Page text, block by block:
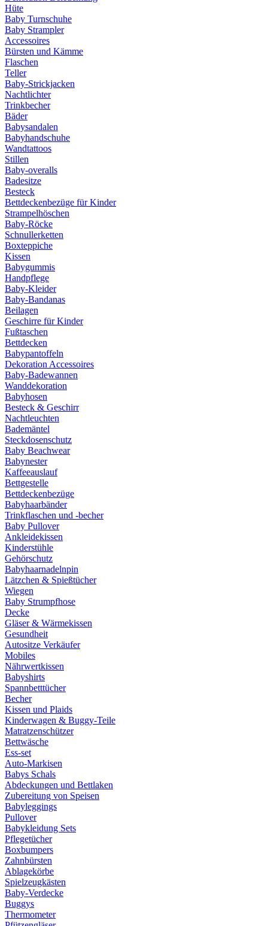
Hüte
Baby Turnschuhe
Baby Strampler
Accessoires
Bürsten und Kämme
Flaschen
Teller
Baby-Strickjacken
Nachtlichter
Trinkbecher
Bäder
Babysandalen
Babyhandschuhe
Wandtattoos
Stillen
Baby-overalls
Badesitze
Besteck
Bettdeckenbezüge für Kinder
Strampelhöschen
Baby-Röcke
Schnullerketten
Boxteppiche
Kissen
Babygummis
Handpflege
Baby-Kleider
Baby-Bandanas
Beilagen
Geschirre für Kinder
Fußtaschen
Bettdecken
Babypantoffeln
Dekoration Accessoires
Baby-Badewannen
Wanddekoration
Babyhosen
Besteck & Geschirr
Nachtleuchten
Bademäntel
Steckdosenschutz
Baby Beachwear
Babynester
Kaffeeauslauf
Bettgestelle
Bettdeckenbezüge
Babyhaarbänder
Trinkflaschen und -becher
Baby Pullover
Ankleidekissen
Kinderstühle
Gehörschutz
Babyhaarnadelnpin
Lätzchen & Spießtücher
Wiegen
Baby Strumpfhose
Decke
Gläser & Wärmekissen
Gesundheit
Autositze Verkäufer
Mobiles
Nährwertkissen
Babyshirts
Spannbetttücher
Becher
Kissen und Plaids
Kinderwagen & Buggy-Teile
Matratzenschützer
Bettwäsche
Ess-set
Auto-Markisen
Babys Schals
Abdeckungen und Bettlaken
Zubereitung von Speisen
Babyleggings
Pullover
Babykleidung Sets
Pflegetücher
Boxbumpers
Zahnbürsten
Ablagekörbe
Spielzeugkästen
Baby-Verdecke
Buggys
Thermometer